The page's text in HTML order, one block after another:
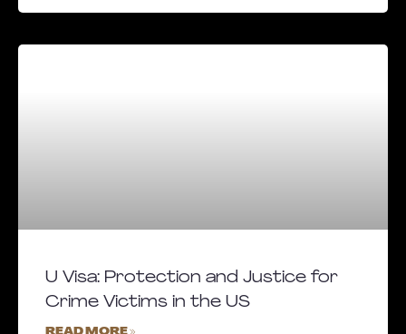
U Visa: Protection and Justice for
Crime Victims in the US